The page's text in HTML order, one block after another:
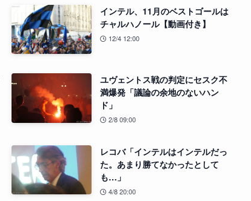
インテル、11月のベストゴールは
チャルハノール【動画付き】
12/4 12:00
ユヴェントス戦の判定にセスク不
満爆発「議論の余地のないハン
ド」
2/8 09:00
レコバ「インテルはインテルだっ
た。あまり勝てなかったとして
も…」
4/8 20:00